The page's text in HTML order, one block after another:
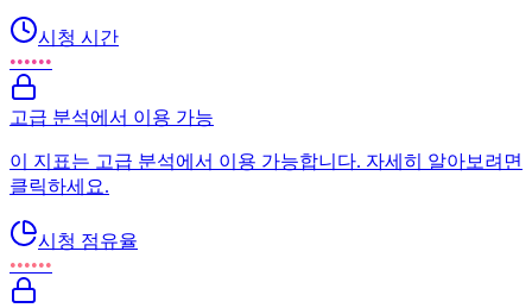
시청 시간
••••••
고급 분석에서 이용 가능
이 지표는 고급 분석에서 이용 가능합니다. 자세히 알아보려면
클릭하세요.
시청 점유율
••••••